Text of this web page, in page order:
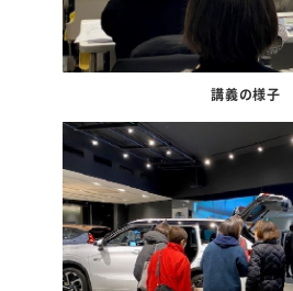
講義の様子